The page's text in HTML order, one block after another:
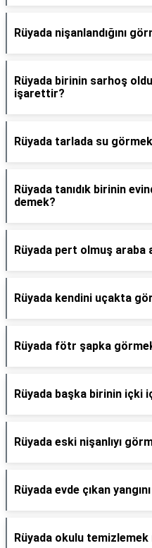
Rüyada nişanlandığını
Rüyada birinin sarhoş
işarettir?
Rüyada tarlada su
Rüyada tanıdık birinin
demek?
Rüyada pert olmuş araba
Rüyada kendini uçakta
Rüyada fötr şapka
Rüyada başka birinin içki
Rüyada eski nişanlıyı
Rüyada evde çıkan
Rüyada okulu temizlemek